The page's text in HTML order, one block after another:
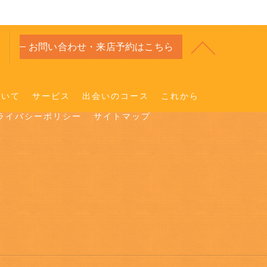
お問い合わせ・来店予約はこちら
て サービス 出会いのコース これから
イバシーポリシー サイトマップ